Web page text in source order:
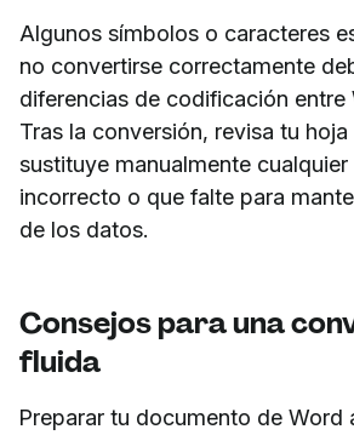
Algunos símbolos o caracteres
no convertirse correctamente
diferencias de codificación entre
Tras la conversión, revisa tu
sustituye manualmente
incorrecto o que falte para
de los datos.
Consejos para una
fluida
Preparar tu documento de Word